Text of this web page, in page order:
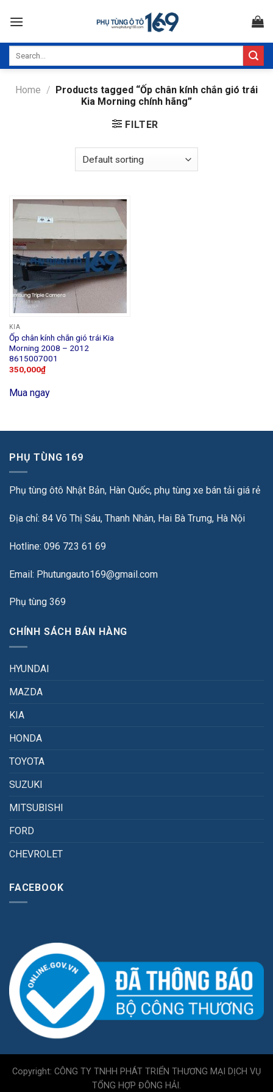
Home / Products tagged “Ốp chân kính chắn gió trái
Kia Morning chính hãng”
FILTER
KIA
Ốp chân kính chắn gió trái Kia
Morning 2008 – 2012
8615007001
350,000₫
Mua ngay
PHỤ TÙNG 169
Phụ tùng ôtô Nhật Bản, Hàn Quốc, phụ tùng xe bán tải giá rẻ
Địa chỉ: 84 Võ Thị Sáu, Thanh Nhàn, Hai Bà Trưng, Hà Nội
Hotline: 096 723 61 69
Email: Phutungauto169@gmail.com
Phụ tùng 369
CHÍNH SÁCH BÁN HÀNG
HYUNDAI
MAZDA
KIA
HONDA
TOYOTA
SUZUKI
MITSUBISHI
FORD
CHEVROLET
FACEBOOK
Copyright: CÔNG TY TNHH PHÁT TRIỂN THƯƠNG MẠI DỊCH VỤ
TỔNG HỢP ĐÔNG HẢI.